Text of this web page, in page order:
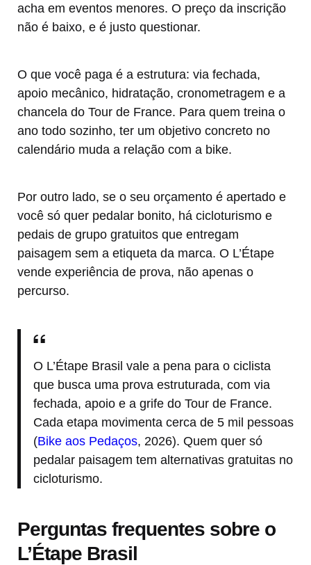
acha em eventos menores. O preço da inscrição
não é baixo, e é justo questionar.
O que você paga é a estrutura: via fechada,
apoio mecânico, hidratação, cronometragem e a
chancela do Tour de France. Para quem treina o
ano todo sozinho, ter um objetivo concreto no
calendário muda a relação com a bike.
Por outro lado, se o seu orçamento é apertado e
você só quer pedalar bonito, há cicloturismo e
pedais de grupo gratuitos que entregam
paisagem sem a etiqueta da marca. O L’Étape
vende experiência de prova, não apenas o
percurso.
O L’Étape Brasil vale a pena para o ciclista
que busca uma prova estruturada, com via
fechada, apoio e a grife do Tour de France.
Cada etapa movimenta cerca de 5 mil pessoas
(Bike aos Pedaços, 2026). Quem quer só
pedalar paisagem tem alternativas gratuitas no
cicloturismo.
Perguntas frequentes sobre o
L’Étape Brasil